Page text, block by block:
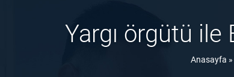
Yargı örgütü
Anasayfa »